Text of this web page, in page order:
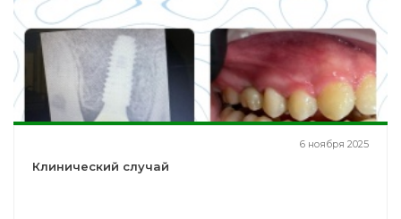
6 ноября 2025
Клинический случай